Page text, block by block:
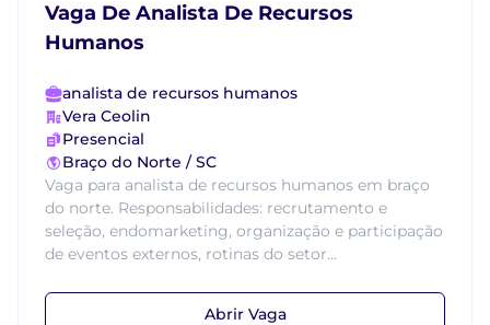
Vaga De Analista De Recursos
Humanos
analista de recursos humanos
Vera Ceolin
Presencial
Braço do Norte / SC
Vaga para analista de recursos humanos em braço
do norte. Responsabilidades: recrutamento e
seleção, endomarketing, organização e participação
de eventos externos, rotinas do setor...
Abrir Vaga